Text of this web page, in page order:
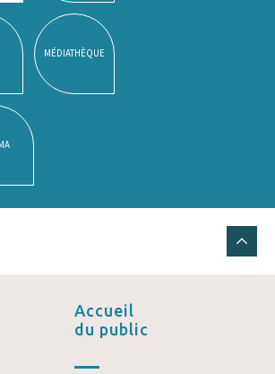
MÉDIATHÈQUE
Accueil
du public